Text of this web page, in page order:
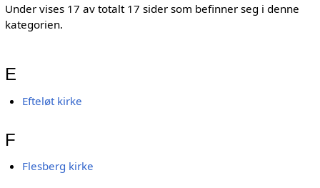
Under vises 17 av totalt 17 sider som befinner seg i denne
kategorien.
E
Efteløt kirke
F
Flesberg kirke